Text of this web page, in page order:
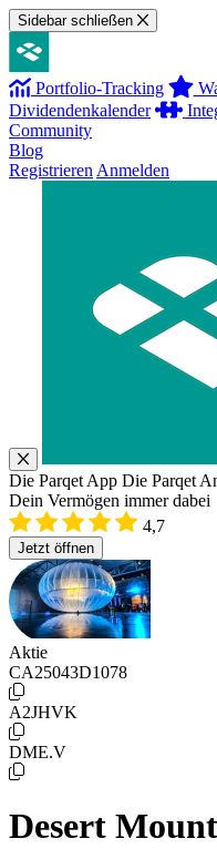
Sidebar schließen
Portfolio-Tracking
Dividendenkalender
Community
Blog
Registrieren Anmelden
Die Parqet App Die Parqet
Dein Vermögen immer dabei
4,7
Jetzt öffnen
Aktie
CA25043D1078
A2JHVK
DME.V
Desert